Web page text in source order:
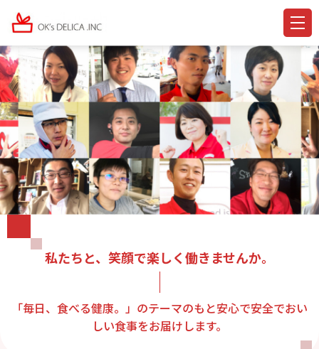
私たちと、笑顔で楽しく働きませんか。
「毎日、食べる健康。」のテーマのもと安心で安全でおい
しい食事をお届けします。